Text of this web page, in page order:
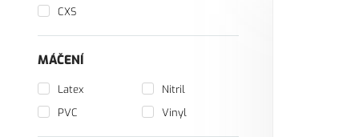
CXS
MÁČENÍ
Latex
Nitril
PVC
Vinyl